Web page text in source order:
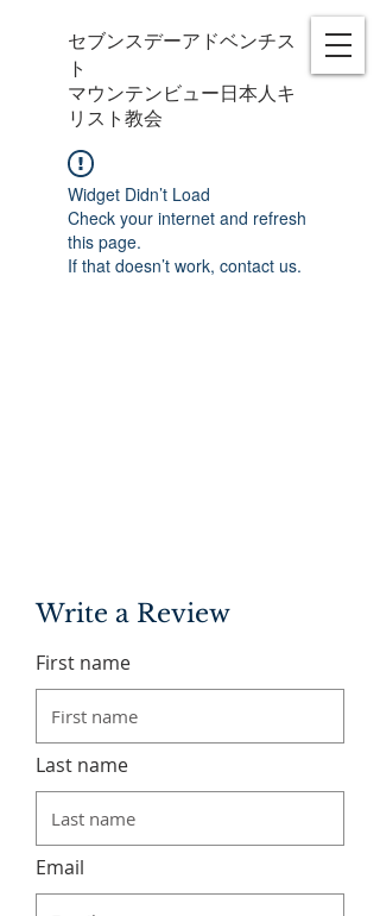
セブンスデーアドベンチス
ト
マウンテンビュー日本人キ
リスト教会
Widget Didn’t Load
Check your internet and refresh
this page.
If that doesn’t work, contact us.
Write a Review
First name
Last name
Email